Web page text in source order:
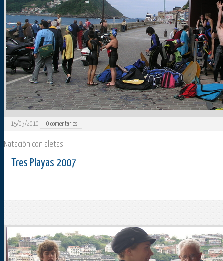
15/03/2010 0 comentarios
Natación con aletas
Tres Playas 2007